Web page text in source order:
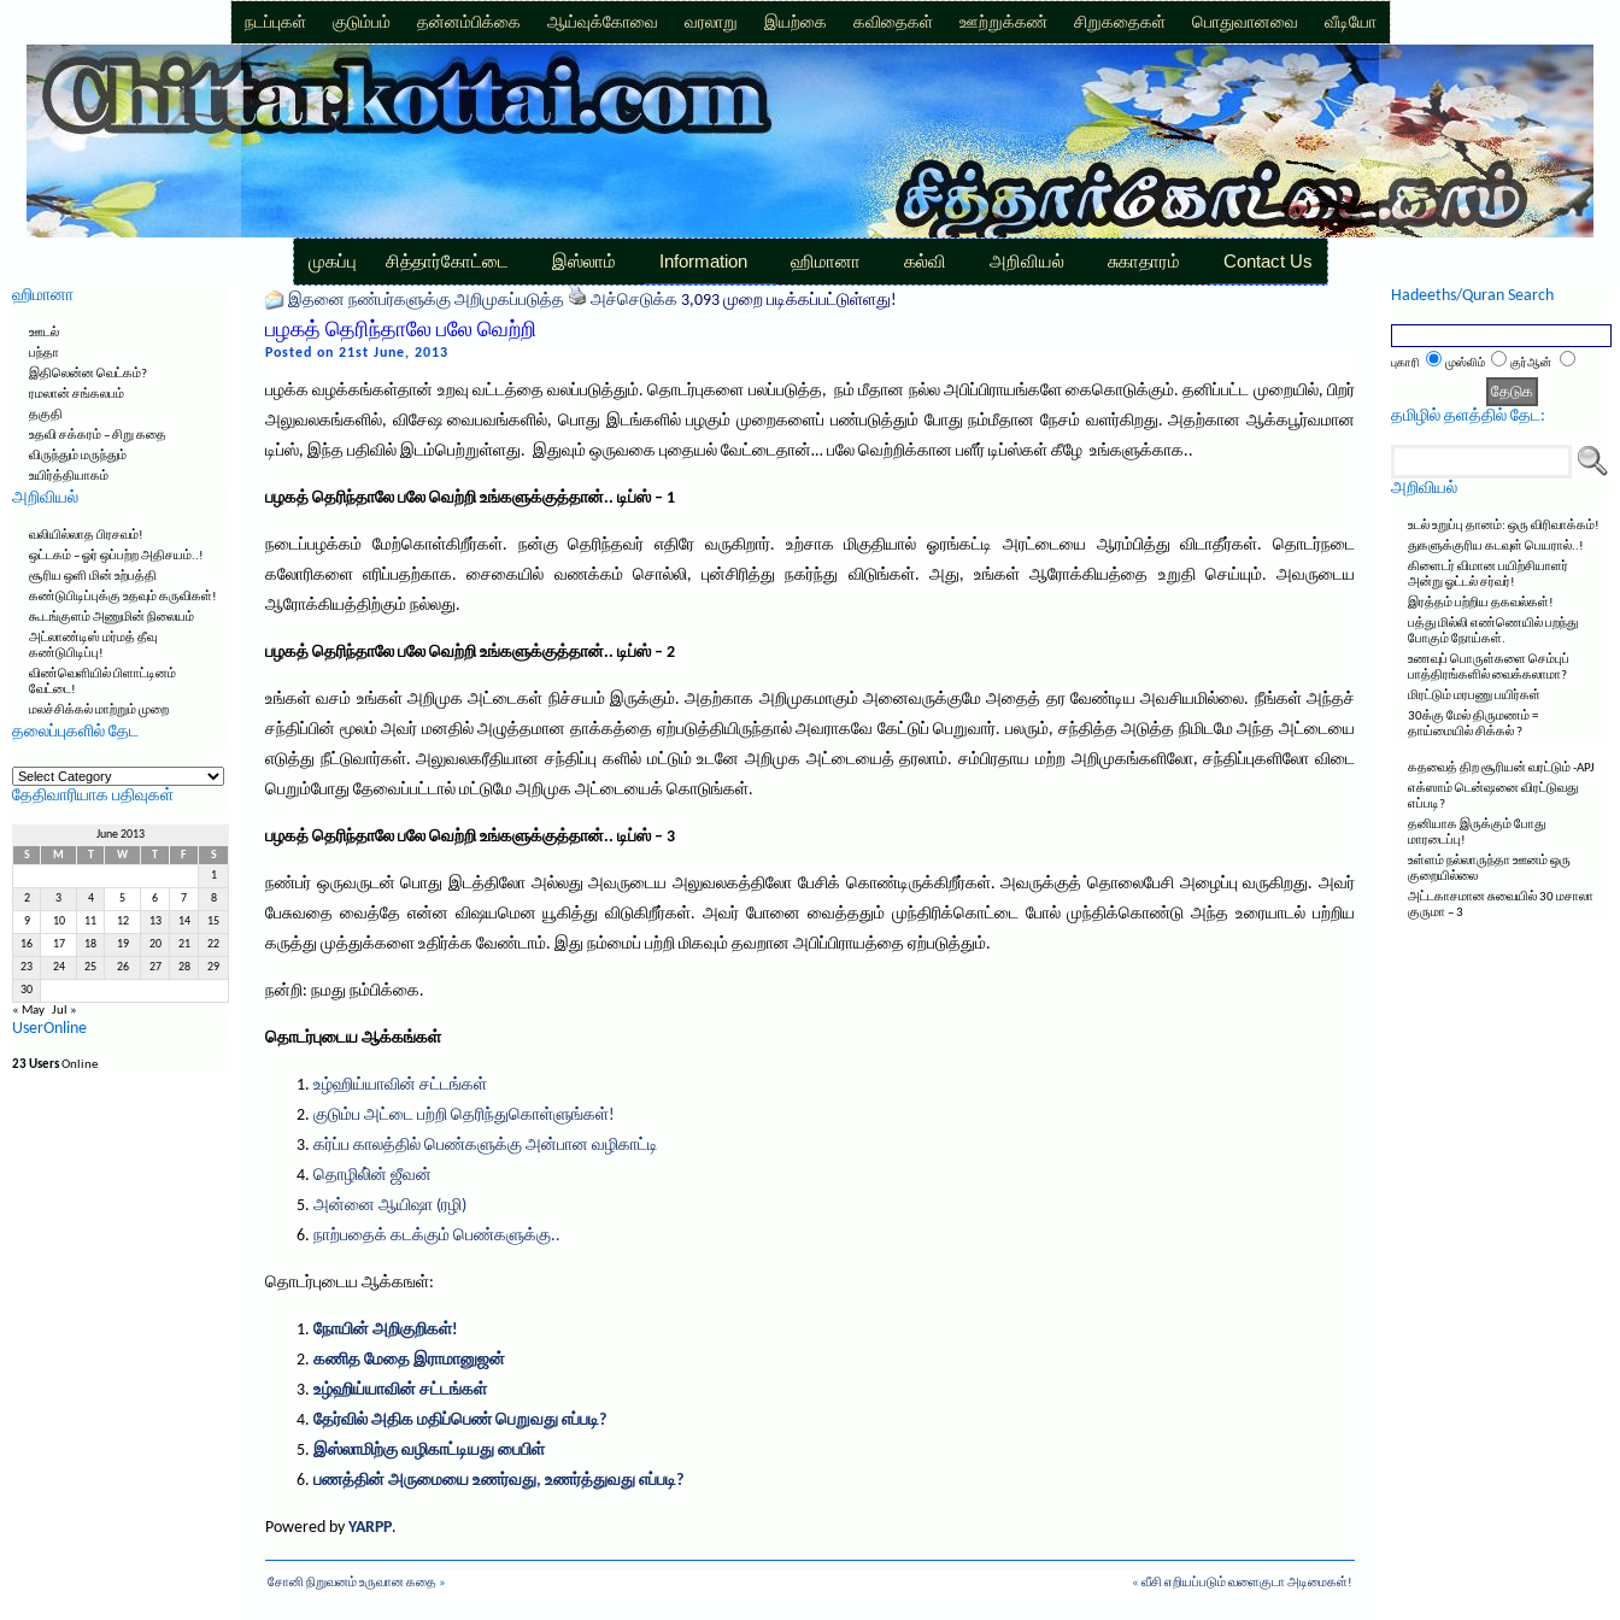
நடப்புகள் குடும்பம் தன்னம்பிக்கை ஆய்வுக்கோவை வரலாறு இயற்கை கவிதைகள் ஊற்றுக்கண் சிறுகதைகள் பொதுவானவை வீடியோ
முகப்பு சித்தார்கோட்டை இஸ்லாம் Information ஹிமானா கல்வி அறிவியல் சுகாதாரம் Contact Us
ஹிமானா
ஊடல்
பந்தா
இதிலென்ன வெட்கம்?
ரமலான் சங்கலபம்
தகுதி
உதவி சக்கரம் – சிறு கதை
விருந்தும் மருந்தும்
உயிர்த்தியாகம்
அறிவியல்
வலியில்லாத பிரசவம்!
ஒட்டகம் – ஓர் ஒப்பற்ற அதிசயம்..!
சூரிய ஒளி மின் உற்பத்தி
கண்டுபிடிப்புக்கு உதவும் கருவிகள்!
கூடங்குளம் அணுமின் நிலையம்
அட்லாண்டிஸ் மர்மத் தீவு
கண்டுபிடிப்பு!
விண்வெளியில் பிளாட்டினம்
வேட்டை!
மலச்சிக்கல் மாற்றும் முறை
தலைப்புகளில் தேட
தலைப்புகளில்
தேட
தேதிவாரியாக பதிவுகள்
June 2013
S
M W F
S
1
2 3 4 5 6 7 8
9 10 11 12 13 14 15
16 17 18 19 20 21 22
23 24 25 26 27 28 29
30
« May Jul »
UserOnline
23 UsersOnline
இதனை நண்பர்களுக்கு அறிமுகப்படுத்த அச்செடுக்க 3,093 முறை படிக்கப்பட்டுள்ளது!
பழகத் தெரிந்தாலே பலே வெற்றி
Posted on 21st June, 2013
பழக்க வழக்கங்கள்தான் உறவு வட்டத்தை வலப்படுத்தும். தொடர்புகளை பலப்படுத்த, நம் மீதான நல்ல அபிப்பிராயங்களே கைகொடுக்கும். தனிப்பட்ட முறையில், பிறர்
அலுவலகங்களில், விசேஷ வைபவங்களில், பொது இடங்களில் பழகும் முறைகளைப் பண்படுத்தும் போது நம்மீதான நேசம் வளர்கிறது. அதற்கான ஆக்கபூர்வமான
டிப்ஸ், இந்த பதிவில் இடம்பெற்றுள்ளது. இதுவும் ஒருவகை புதையல் வேட்டைதான்… பலே வெற்றிக்கான பளீர் டிப்ஸ்கள் கீழே உங்களுக்காக..
பழகத் தெரிந்தாலே பலே வெற்றி உங்களுக்குத்தான்.. டிப்ஸ் – 1
நடைப்பழக்கம் மேற்கொள்கிறீர்கள். நன்கு தெரிந்தவர் எதிரே வருகிறார். உற்சாக மிகுதியால் ஓரங்கட்டி அரட்டையை ஆரம்பித்து விடாதீர்கள். தொடர்நடை
கலோரிகளை எரிப்பதற்காக. சைகையில் வணக்கம் சொல்லி, புன்சிரித்து நகர்ந்து விடுங்கள். அது, உங்கள் ஆரோக்கியத்தை உறுதி செய்யும். அவருடைய
ஆரோக்கியத்திற்கும் நல்லது.
பழகத் தெரிந்தாலே பலே வெற்றி உங்களுக்குத்தான்.. டிப்ஸ் – 2
உங்கள் வசம் உங்கள் அறிமுக அட்டைகள் நிச்சயம் இருக்கும். அதற்காக அறிமுகமாகும் அனைவருக்குமே அதைத் தர வேண்டிய அவசியமில்லை. நீங்கள் அந்தச்
சந்திப்பின் மூலம் அவர் மனதில் அழுத்தமான தாக்கத்தை ஏற்படுத்தியிருந்தால் அவராகவே கேட்டுப் பெறுவார். பலரும், சந்தித்த அடுத்த நிமிடமே அந்த அட்டையை
எடுத்து நீட்டுவார்கள். அலுவலகரீதியான சந்திப்பு களில் மட்டும் உடனே அறிமுக அட்டையைத் தரலாம். சம்பிரதாய மற்ற அறிமுகங்களிலோ, சந்திப்புகளிலோ விடை
பெறும்போது தேவைப்பட்டால் மட்டுமே அறிமுக அட்டையைக் கொடுங்கள்.
பழகத் தெரிந்தாலே பலே வெற்றி உங்களுக்குத்தான்.. டிப்ஸ் – 3
நண்பர் ஒருவருடன் பொது இடத்திலோ அல்லது அவருடைய அலுவலகத்திலோ பேசிக் கொண்டிருக்கிறீர்கள். அவருக்குத் தொலைபேசி அழைப்பு வருகிறது. அவர்
பேசுவதை வைத்தே என்ன விஷயமென யூகித்து விடுகிறீர்கள். அவர் போனை வைத்ததும் முந்திரிக்கொட்டை போல் முந்திக்கொண்டு அந்த உரையாடல் பற்றிய
கருத்து முத்துக்களை உதிர்க்க வேண்டாம். இது நம்மைப் பற்றி மிகவும் தவறான அபிப்பிராயத்தை ஏற்படுத்தும்.
நன்றி: நமது நம்பிக்கை.
தொடர்புடைய ஆக்கங்கள்
உழ்ஹிய்யாவின் சட்டங்கள்
குடும்ப அட்டை பற்றி தெரிந்துகொள்ளுங்கள்!
கர்ப்ப காலத்தில் பெண்களுக்கு அன்பான வழிகாட்டி
தொழிலி்ன் ஜீவன்
அன்னை ஆயிஷா (ரழி)
நாற்பதைக் கடக்கும் பெண்களுக்கு..
தொடர்புடைய ஆக்கஙள்:
நோயின் அறிகுறிகள்!
கணித மேதை இராமானுஜன்
உழ்ஹிய்யாவின் சட்டங்கள்
தேர்வில் அதிக மதிப்பெண் பெறுவது எப்படி?
இஸ்லாமிற்கு வழிகாட்டியது பைபிள்
பணத்தின் அருமையை உணர்வது, உணர்த்துவது எப்படி?
Powered by YARPP.
சோனி நிறுவனம் உருவான கதை » « வீசி எறியப்படும் வளைகுடா அடிமைகள்!
Hadeeths/Quran Search
புகாரி முஸ்லிம் குர்ஆன்
தமிழில் தளத்தில் தேட:
அறிவியல்
உடல் உறுப்பு தானம்: ஒரு விரிவாக்கம்!
துகளுக்குரிய கடவுள் பெயரால்..!
கிளைடர் விமான பயிற்சியாளர்
அன்று ஓட்டல் சர்வர்!
இரத்தம் பற்றிய தகவல்கள்!
பத்து மில்லி எண்ணெயில் பறந்து
போகும் நோய்கள்.
உணவுப் பொருள்களை செம்புப்
பாத்திரங்களில் வைக்கலாமா?
மிரட்டும் மரபணு பயிர்கள்
30க்கு மேல் திருமணம் =
தாய்மையில் சிக்கல் ?
கதவைத் திற சூரியன் வரட்டும் -APJ
எக்ஸாம் டென்ஷனை விரட்டுவது
எப்படி?
தனியாக இருக்கும் போது
மாரடைப்பு!
உள்ளம் நல்லாருந்தா ஊனம் ஒரு
குறையில்லை
அட்டகாசமான சுவையில் 30 மசாலா
குருமா – 3